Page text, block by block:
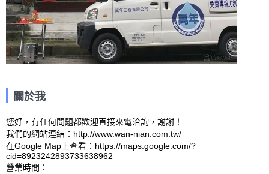
關於我
您好，有任何問題都歡迎直接來電洽詢，謝謝！
我們的網站連結：http://www.wan-nian.com.tw/
在Google Map上查看：https://maps.google.com/?
cid=8923242893733638962
營業時間：